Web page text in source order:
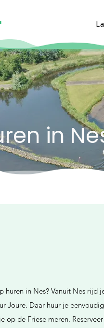
in
huren in Nes? Vanuit Nes rijd
Joure. Daar huur je
op de Friese meren.